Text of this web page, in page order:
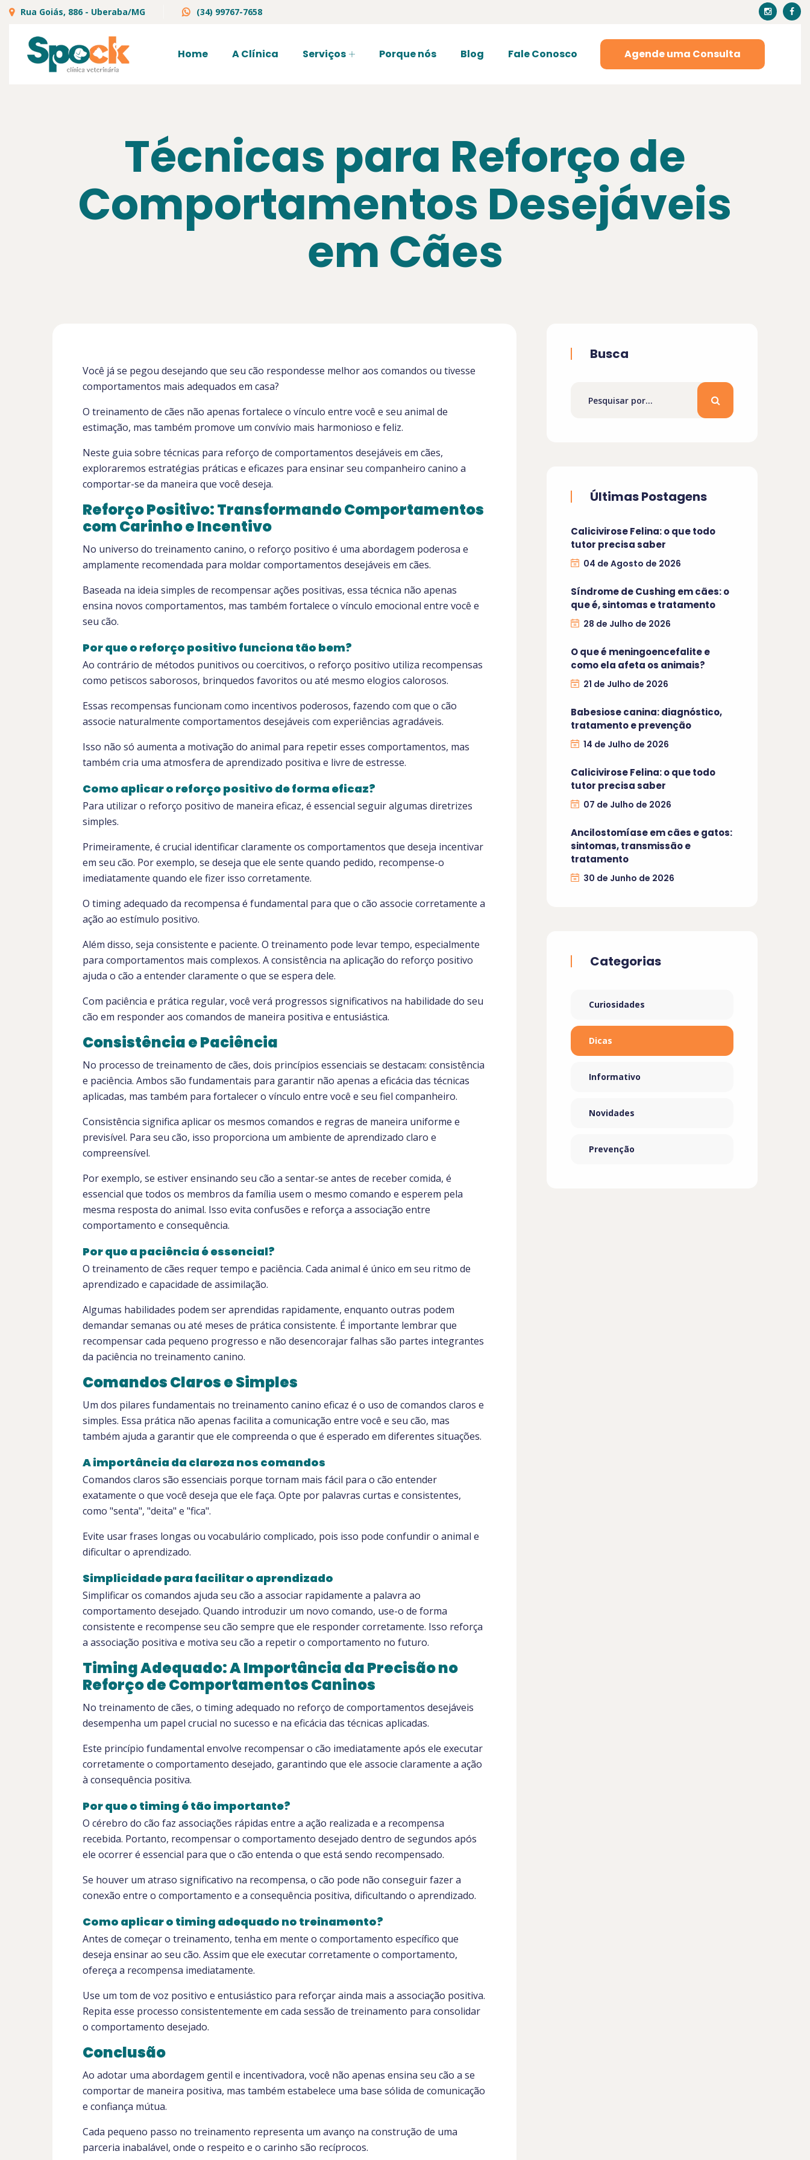
Rua Goiás, 886 - Uberaba/MG (34) 99767-7658
Home A Clínica Serviços Porque nós Blog Fale Conosco Agende uma Consulta
Técnicas para Reforço de
Comportamentos Desejáveis
em Cães
Você já se pegou desejando que seu cão respondesse melhor aos comandos ou tivesse
comportamentos mais adequados em casa?
O treinamento de cães não apenas fortalece o vínculo entre você e seu animal de
estimação, mas também promove um convívio mais harmonioso e feliz.
Neste guia sobre técnicas para reforço de comportamentos desejáveis em cães,
exploraremos estratégias práticas e eficazes para ensinar seu companheiro canino a
comportar-se da maneira que você deseja.
Reforço Positivo: Transformando Comportamentos
com Carinho e Incentivo
No universo do treinamento canino, o reforço positivo é uma abordagem poderosa e
amplamente recomendada para moldar comportamentos desejáveis em cães.
Baseada na ideia simples de recompensar ações positivas, essa técnica não apenas
ensina novos comportamentos, mas também fortalece o vínculo emocional entre você e
seu cão.
Por que o reforço positivo funciona tão bem?
Ao contrário de métodos punitivos ou coercitivos, o reforço positivo utiliza recompensas
como petiscos saborosos, brinquedos favoritos ou até mesmo elogios calorosos.
Essas recompensas funcionam como incentivos poderosos, fazendo com que o cão
associe naturalmente comportamentos desejáveis com experiências agradáveis.
Isso não só aumenta a motivação do animal para repetir esses comportamentos, mas
também cria uma atmosfera de aprendizado positiva e livre de estresse.
Como aplicar o reforço positivo de forma eficaz?
Para utilizar o reforço positivo de maneira eficaz, é essencial seguir algumas diretrizes
simples.
Primeiramente, é crucial identificar claramente os comportamentos que deseja incentivar
em seu cão. Por exemplo, se deseja que ele sente quando pedido, recompense-o
imediatamente quando ele fizer isso corretamente.
O timing adequado da recompensa é fundamental para que o cão associe corretamente a
ação ao estímulo positivo.
Além disso, seja consistente e paciente. O treinamento pode levar tempo, especialmente
para comportamentos mais complexos. A consistência na aplicação do reforço positivo
ajuda o cão a entender claramente o que se espera dele.
Com paciência e prática regular, você verá progressos significativos na habilidade do seu
cão em responder aos comandos de maneira positiva e entusiástica.
Consistência e Paciência
No processo de treinamento de cães, dois princípios essenciais se destacam: consistência
e paciência. Ambos são fundamentais para garantir não apenas a eficácia das técnicas
aplicadas, mas também para fortalecer o vínculo entre você e seu fiel companheiro.
Consistência significa aplicar os mesmos comandos e regras de maneira uniforme e
previsível. Para seu cão, isso proporciona um ambiente de aprendizado claro e
compreensível.
Por exemplo, se estiver ensinando seu cão a sentar-se antes de receber comida, é
essencial que todos os membros da família usem o mesmo comando e esperem pela
mesma resposta do animal. Isso evita confusões e reforça a associação entre
comportamento e consequência.
Por que a paciência é essencial?
O treinamento de cães requer tempo e paciência. Cada animal é único em seu ritmo de
aprendizado e capacidade de assimilação.
Algumas habilidades podem ser aprendidas rapidamente, enquanto outras podem
demandar semanas ou até meses de prática consistente. É importante lembrar que
recompensar cada pequeno progresso e não desencorajar falhas são partes integrantes
da paciência no treinamento canino.
Comandos Claros e Simples
Um dos pilares fundamentais no treinamento canino eficaz é o uso de comandos claros e
simples. Essa prática não apenas facilita a comunicação entre você e seu cão, mas
também ajuda a garantir que ele compreenda o que é esperado em diferentes situações.
A importância da clareza nos comandos
Comandos claros são essenciais porque tornam mais fácil para o cão entender
exatamente o que você deseja que ele faça. Opte por palavras curtas e consistentes,
como "senta", "deita" e "fica".
Evite usar frases longas ou vocabulário complicado, pois isso pode confundir o animal e
dificultar o aprendizado.
Simplicidade para facilitar o aprendizado
Simplificar os comandos ajuda seu cão a associar rapidamente a palavra ao
comportamento desejado. Quando introduzir um novo comando, use-o de forma
consistente e recompense seu cão sempre que ele responder corretamente. Isso reforça
a associação positiva e motiva seu cão a repetir o comportamento no futuro.
Timing Adequado: A Importância da Precisão no
Reforço de Comportamentos Caninos
No treinamento de cães, o timing adequado no reforço de comportamentos desejáveis
desempenha um papel crucial no sucesso e na eficácia das técnicas aplicadas.
Este princípio fundamental envolve recompensar o cão imediatamente após ele executar
corretamente o comportamento desejado, garantindo que ele associe claramente a ação
à consequência positiva.
Por que o timing é tão importante?
O cérebro do cão faz associações rápidas entre a ação realizada e a recompensa
recebida. Portanto, recompensar o comportamento desejado dentro de segundos após
ele ocorrer é essencial para que o cão entenda o que está sendo recompensado.
Se houver um atraso significativo na recompensa, o cão pode não conseguir fazer a
conexão entre o comportamento e a consequência positiva, dificultando o aprendizado.
Como aplicar o timing adequado no treinamento?
Antes de começar o treinamento, tenha em mente o comportamento específico que
deseja ensinar ao seu cão. Assim que ele executar corretamente o comportamento,
ofereça a recompensa imediatamente.
Use um tom de voz positivo e entusiástico para reforçar ainda mais a associação positiva.
Repita esse processo consistentemente em cada sessão de treinamento para consolidar
o comportamento desejado.
Conclusão
Ao adotar uma abordagem gentil e incentivadora, você não apenas ensina seu cão a se
comportar de maneira positiva, mas também estabelece uma base sólida de comunicação
e confiança mútua.
Cada pequeno passo no treinamento representa um avanço na construção de uma
parceria inabalável, onde o respeito e o carinho são recíprocos.
Busca
Últimas Postagens
Calicivirose Felina: o que todo
tutor precisa saber
04 de Agosto de 2026
Síndrome de Cushing em cães: o
que é, sintomas e tratamento
28 de Julho de 2026
O que é meningoencefalite e
como ela afeta os animais?
21 de Julho de 2026
Babesiose canina: diagnóstico,
tratamento e prevenção
14 de Julho de 2026
Calicivirose Felina: o que todo
tutor precisa saber
07 de Julho de 2026
Ancilostomíase em cães e gatos:
sintomas, transmissão e
tratamento
30 de Junho de 2026
Categorias
Curiosidades
Dicas
Informativo
Novidades
Prevenção